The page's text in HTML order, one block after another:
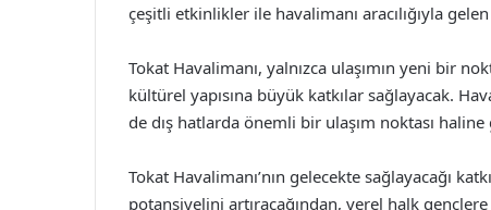
çeşitli etkinlikler ile havalimanı aracılığıyla
Tokat Havalimanı, yalnızca ulaşımın yeni bir
kültürel yapısına büyük katkılar sağlayacak.
de dış hatlarda önemli bir ulaşım noktası
Tokat Havalimanı’nın gelecekte sağlayacağı
potansiyelini artıracağından, yerel halk